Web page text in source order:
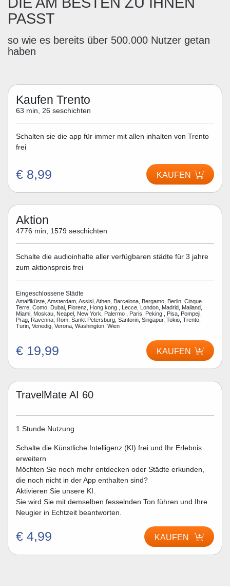
PASST
so wie es bereits über 500.000 Nutzer getan
haben
Kaufen Trento
63 min, 26 seschichten
Schalten sie die app für immer mit allen inhalten von Trento
frei
€ 8,99 KAUFEN
Aktion
4776 min, 1579 seschichten
Schalte die audioinhalte aller verfügbaren städte für 3 jahre
zum aktionspreis frei
Eingeschlossene Städte
Amalfiküste, Amsterdam, Assisi, Athen, Barcelona, Bergamo, Berlin, Cinque
Terre, Como, Dubai, Florenz, Hong kong , Lecce, London, Madrid, Mailand,
Miami, Moskau, Neapel, New York, Palermo , Paris, Peking , Pisa, Pompeji,
Prag, Ravenna, Rom, Sankt Petersburg, Santorin, Singapur, Tokio, Trento,
Turin, Venedig, Verona, Washington, Wien
€ 19,99 KAUFEN
TravelMate AI 60
1 Stunde Nutzung
Schalte die Künstliche Intelligenz (KI) frei und Ihr Erlebnis
erweitern
Möchten Sie noch mehr entdecken oder Städte erkunden,
die noch nicht in der App enthalten sind?
Aktivieren Sie unsere KI.
Sie wird Sie mit demselben fesselnden Ton führen und Ihre
Neugier in Echtzeit beantworten.
€ 4,99 KAUFEN